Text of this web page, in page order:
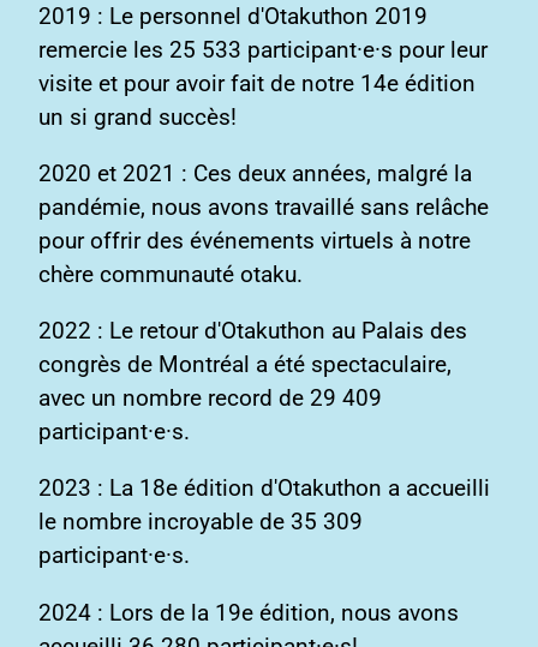
2019 : Le personnel d'Otakuthon 2019
remercie les 25 533 participant·e·s pour leur
visite et pour avoir fait de notre 14e édition
un si grand succès!
2020 et 2021 : Ces deux années, malgré la
pandémie, nous avons travaillé sans relâche
pour offrir des événements virtuels à notre
chère communauté otaku.
2022 : Le retour d'Otakuthon au Palais des
congrès de Montréal a été spectaculaire,
avec un nombre record de 29 409
participant·e·s.
2023 : La 18e édition d'Otakuthon a accueilli
le nombre incroyable de 35 309
participant·e·s.
2024 : Lors de la 19e édition, nous avons